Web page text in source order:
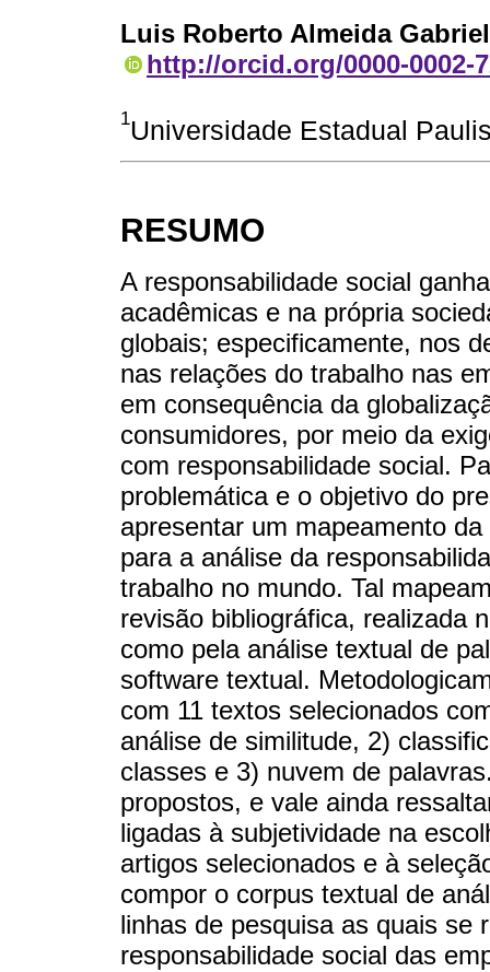
Luis Roberto Almeida
http://orcid.org/0000-0002-
1Universidade Estadual
RESUMO
A responsabilidade social
acadêmicas e na própria
globais; especificamente, nos
nas relações do trabalho nas
em consequência da
consumidores, por meio da
com responsabilidade social.
problemática e o objetivo do
apresentar um mapeamento
para a análise da
trabalho no mundo. Tal
revisão bibliográfica, realizada
como pela análise textual de
software textual.
com 11 textos selecionados
análise de similitude, 2)
classes e 3) nuvem de
propostos, e vale ainda
ligadas à subjetividade na
artigos selecionados e à
compor o corpus textual de
linhas de pesquisa as quais se
responsabilidade social das